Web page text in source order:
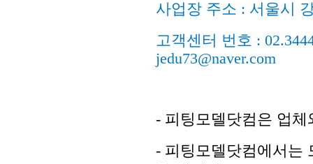
사업장 주소 : 서울시
고객센터 번호 :
jedu73@naver.com
- 피팅모델닷컴은 업
- 피팅모델닷컴에서는